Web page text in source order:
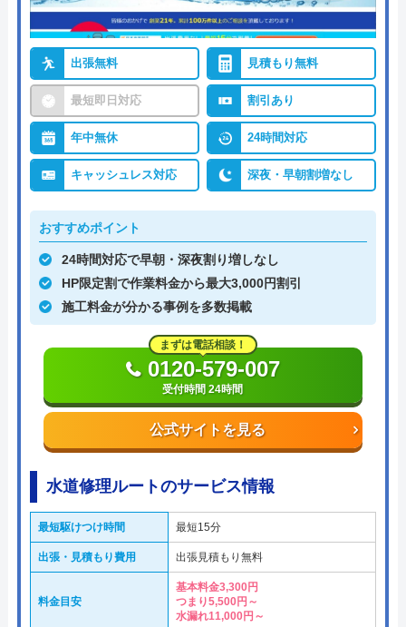
出張無料 見積もり無料
最短即日対応 割引あり
年中無休 24時間対応
キャッシュレス対応 深夜・早朝割増なし
おすすめポイント
24時間対応で早朝・深夜割り増しなし
HP限定割で作業料金から最大3,000円割引
施工料金が分かる事例を多数掲載
公式サイトを見る
まずは電話相談！
0120-579-007
受付時間 24時間
水道修理ルートのサービス情報
最短駆けつけ時間 最短15分
出張・見積もり費用 出張見積もり無料
料金目安
基本料金3,300円
つまり5,500円～
水漏れ11,000円～